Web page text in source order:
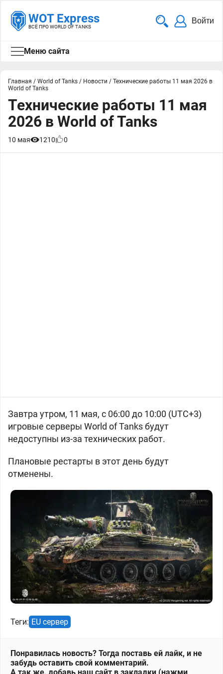
WOT Express
ВСЁ ПРО WORLD OF TANKS
Войти
Меню сайта
Главная / World of Tanks / Новости / Технические работы 11 мая 2026 в
World of Tanks
Технические работы 11 мая
2026 в World of Tanks
10 мая 1210 0
Завтра утром, 11 мая, с 06:00 до 10:00 (UTC+3)
игровые серверы World of Tanks будут
недоступны из-за технических работ.
Плановые рестарты в этот день будут
отменены.
Теги: EU сервер
Понравилась новость? Тогда поставь ей лайк, и не
забудь оставить свой комментарий.